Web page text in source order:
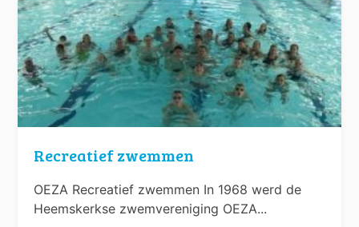
Recreatief zwemmen
OEZA Recreatief zwemmen In 1968 werd de
Heemskerkse zwemvereniging OEZA...